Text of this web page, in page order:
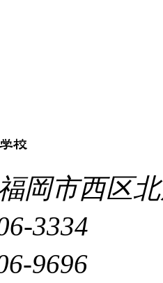
岡市西区
3334
9696